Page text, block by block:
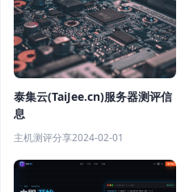
泰集云(TaiJee.cn)服务器测评信
息
主机测评分享2024-02-01